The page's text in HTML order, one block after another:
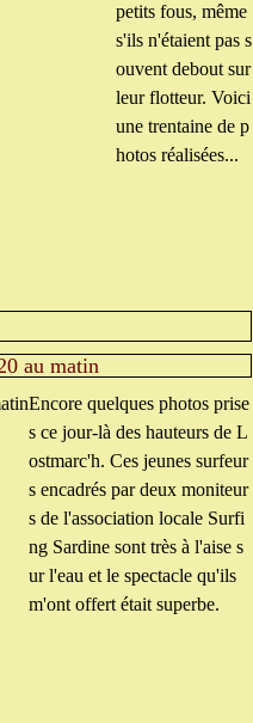
petits fous, même
s'ils n'étaient pas s
ouvent debout sur
leur flotteur. Voici
une trentaine de p
hotos réalisées...
au matin
Encore quelques photos prise
s ce jour-là des hauteurs de L
ostmarc'h. Ces jeunes surfeur
s encadrés par deux moniteur
s de l'association locale Surfi
ng Sardine sont très à l'aise s
ur l'eau et le spectacle qu'ils
m'ont offert était superbe.